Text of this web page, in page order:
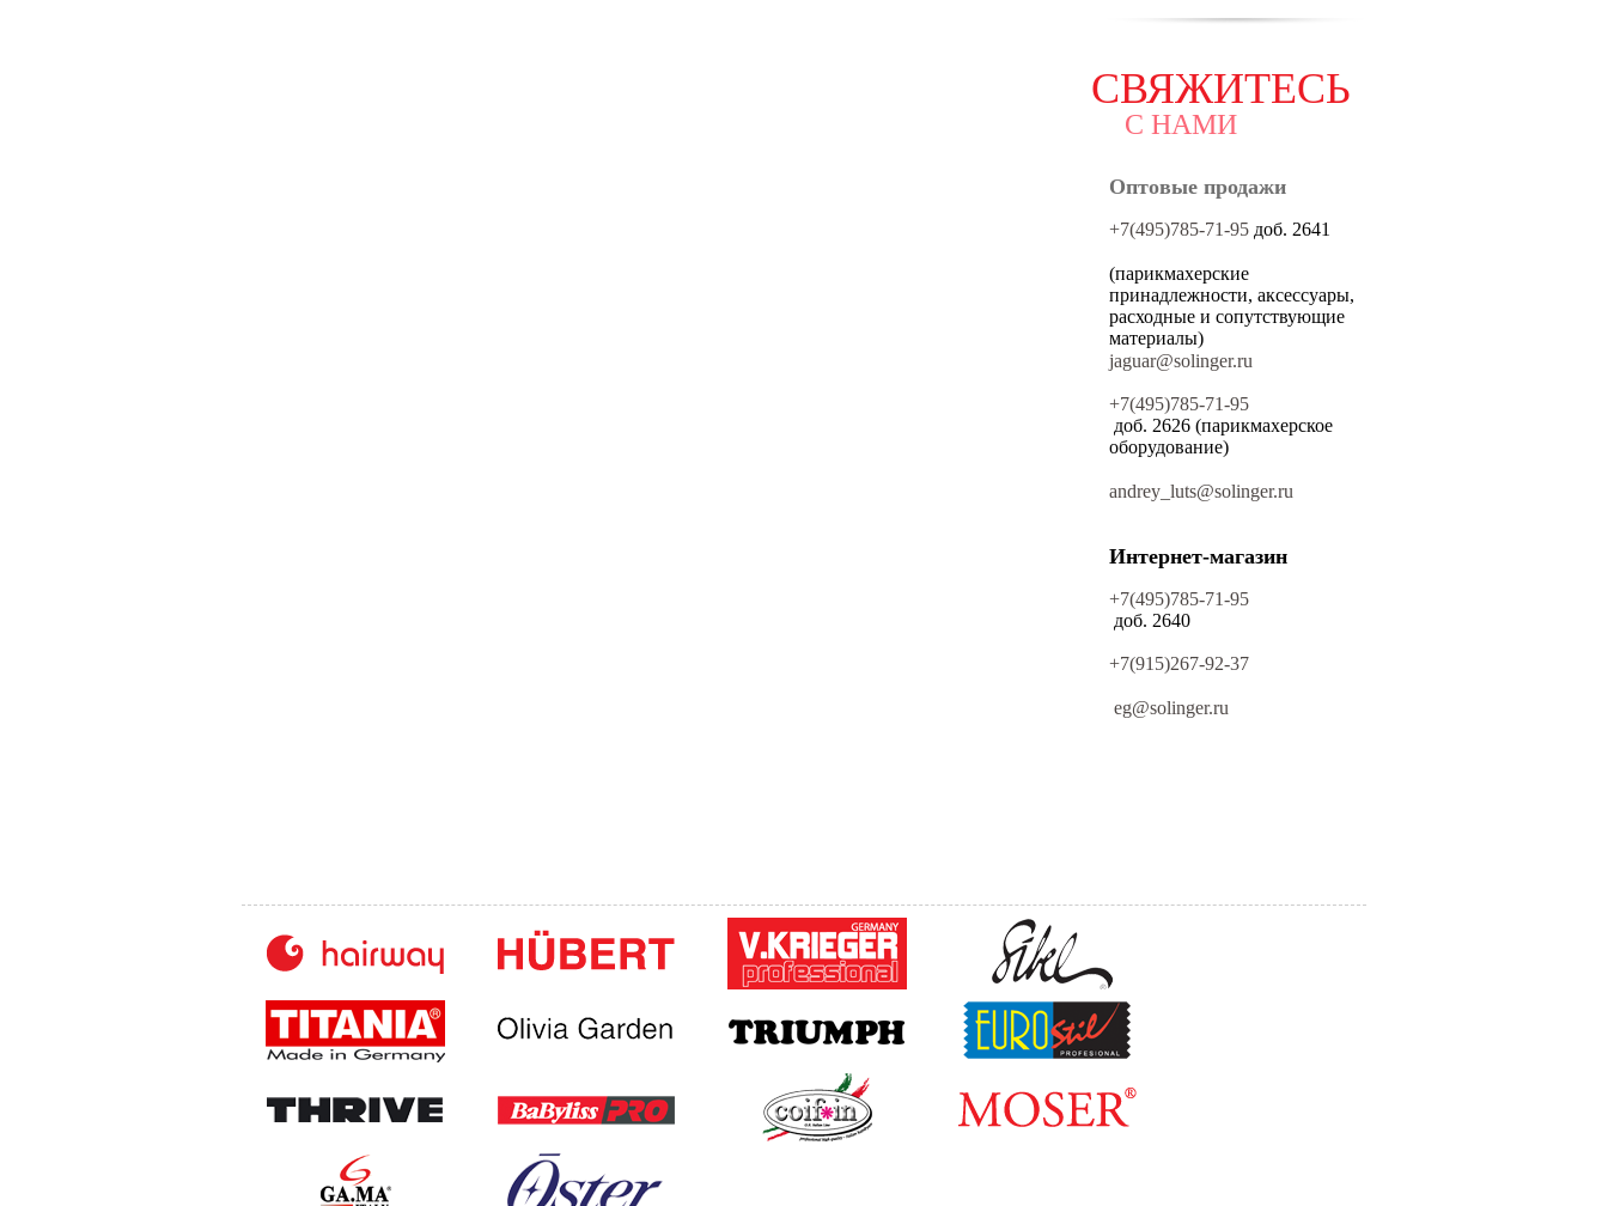
СВЯЖИТЕСЬ
С НАМИ
Оптовые продажи
+7(495)785-71-95 доб. 2641
(парикмахерские
принадлежности, аксессуары,
расходные и сопутствующие
материалы)
jaguar@solinger.ru
+7(495)785-71-95
доб. 2626 (парикмахерское
оборудование)
andrey_luts@solinger.ru
Интернет-магазин
+7(495)785-71-95
доб. 2640
+7(915)267-92-37
eg@solinger.ru